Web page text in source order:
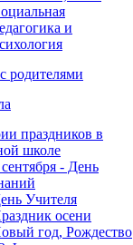
и
родителями
праздников в
школе
сентября - День
Учителя
осени
год, Рождество